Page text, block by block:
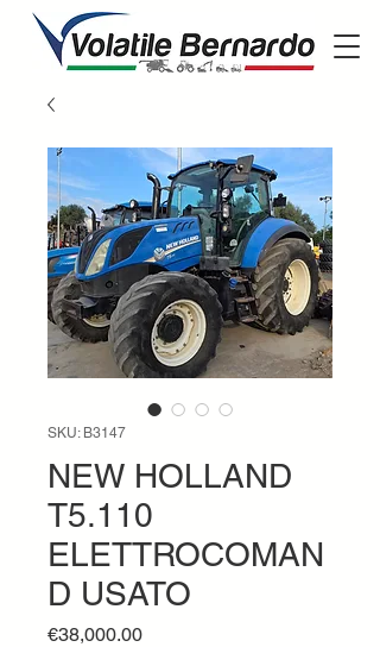
SKU: B3147
NEW HOLLAND
T5.110
ELETTROCOMAN
D USATO
€38,000.00Price